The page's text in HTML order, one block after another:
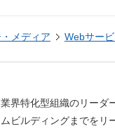
メディア Webサー
界特化型組織のリーダ
ビルディングまでをリ